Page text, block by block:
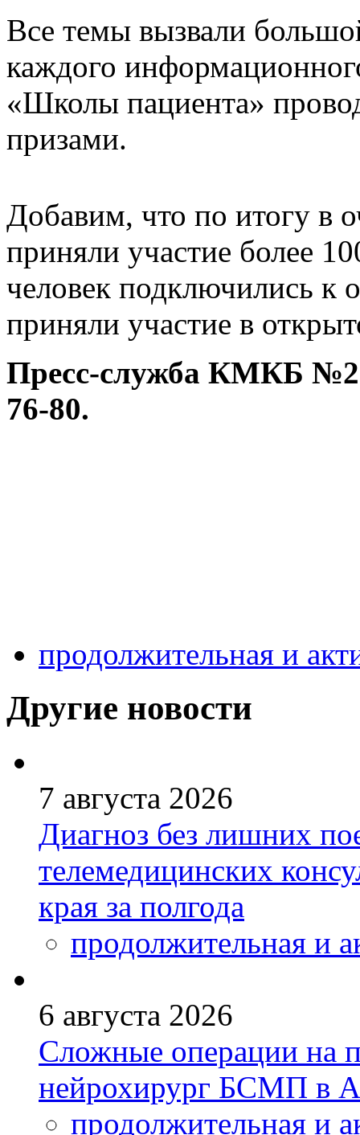
Все темы вызвали
каждого
«Школы пациента»
призами.
Добавим, что по итогу в
приняли участие более
человек подключились к
приняли участие в
Пресс-служба КМКБ
76-80.
продолжительная и
Другие новости
7 августа 2026
Диагноз без лишних
телемедицинских
края за полгода
продолжительная и
6 августа 2026
Сложные операции на
нейрохирург БСМП в
продолжительная и